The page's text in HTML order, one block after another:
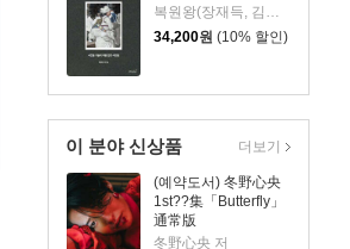
복원왕(장재득, 김성진) 저
34,200원 (10% 할인)
이 분야 신상품
(예약도서) 冬野心央
1st??集「Butterfly」
通常版
冬野心央 저
더보기